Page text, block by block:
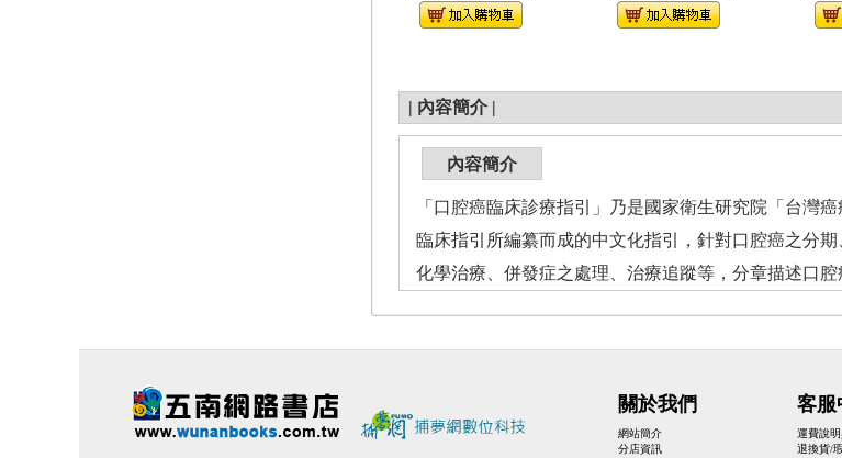
| 內容簡介 |
內容簡介
「口腔癌臨床診療指引」乃是國家衛生研究院「台灣
臨床指引所編纂而成的中文化指引，針對口腔癌之分
化學治療、併發症之處理、治療追蹤等，分章描述口腔
關於我們
網站簡介
分店資訊
客服
運費說
退換貨/